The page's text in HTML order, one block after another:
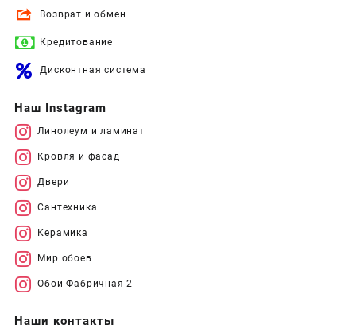
Возврат и обмен
Кредитование
Дисконтная система
Наш Instagram
Линолеум и ламинат
Кровля и фасад
Двери
Сантехника
Керамика
Мир обоев
Обои Фабричная 2
Наши контакты